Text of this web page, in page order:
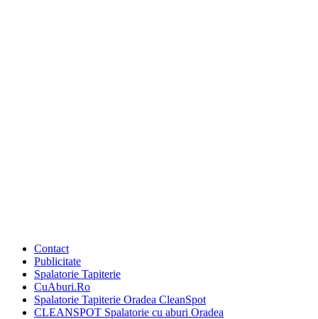
Contact
Publicitate
Spalatorie Tapiterie
CuAburi.Ro
Spalatorie Tapiterie Oradea CleanSpot
CLEANSPOT Spalatorie cu aburi Oradea